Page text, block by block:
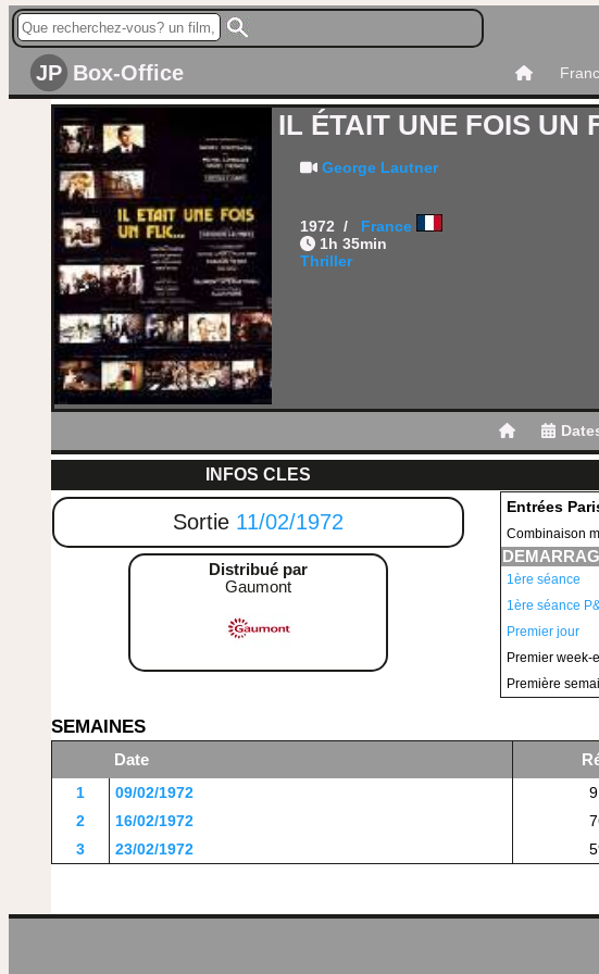
JP Box-Office
IL ÉTAIT UNE FOIS UN
George Lautner
1972 / France
1h 35min
Thriller
INFOS CLES
Sortie 11/02/1972
Distribué par
Gaumont
Entrées
Combinaison
1ère séance
1ère séance
Premier jour
Premier week-
Première
SEMAINES
Date
1
09/02/1972
2
16/02/1972
3
23/02/1972